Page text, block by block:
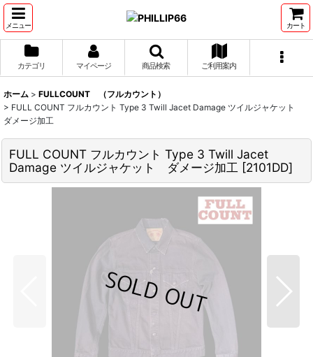
メニュー カート
カテゴリ マイページ 商品検索 ご利用案内
ホーム > FULLCOUNT （フルカウント）
> FULL COUNT フルカウント Type 3 Twill Jacet Damage ツイルジャケット
ダメージ加工
FULL COUNT フルカウント Type 3 Twill Jacet
Damage ツイルジャケット ダメージ加工 [2101DD]